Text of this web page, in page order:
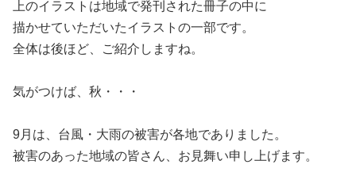
上のイラストは地域で発刊された冊子の中に
描かせていただいたイラストの一部です。
全体は後ほど、ご紹介しますね。
気がつけば、秋・・・
9月は、台風・大雨の被害が各地でありました。
被害のあった地域の皆さん、お見舞い申し上げます。